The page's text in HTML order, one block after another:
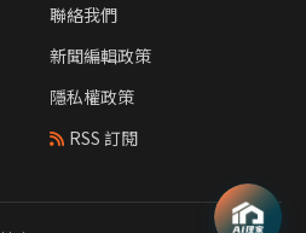
聯絡我們
新聞編輯政策
隱私權政策
RSS 訂閱